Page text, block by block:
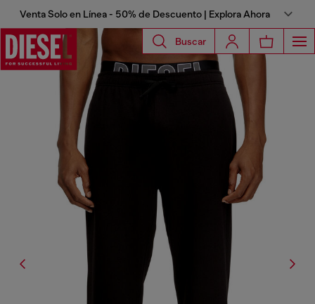
Venta Solo en Línea - 50% de Descuento | Explora Ahora
Buscar